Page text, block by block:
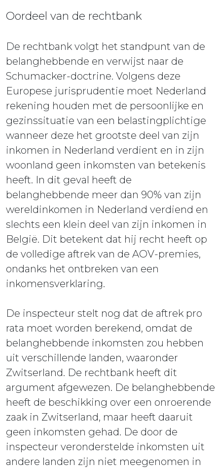
Oordeel van de rechtbank
De rechtbank volgt het standpunt van de
belanghebbende en verwijst naar de
Schumacker-doctrine. Volgens deze
Europese jurisprudentie moet Nederland
rekening houden met de persoonlijke en
gezinssituatie van een belastingplichtige
wanneer deze het grootste deel van zijn
inkomen in Nederland verdient en in zijn
woonland geen inkomsten van betekenis
heeft. In dit geval heeft de
belanghebbende meer dan 90% van zijn
wereldinkomen in Nederland verdiend en
slechts een klein deel van zijn inkomen in
België. Dit betekent dat hij recht heeft op
de volledige aftrek van de AOV-premies,
ondanks het ontbreken van een
inkomensverklaring.
De inspecteur stelt nog dat de aftrek pro
rata moet worden berekend, omdat de
belanghebbende inkomsten zou hebben
uit verschillende landen, waaronder
Zwitserland. De rechtbank heeft dit
argument afgewezen. De belanghebbende
heeft de beschikking over een onroerende
zaak in Zwitserland, maar heeft daaruit
geen inkomsten gehad. De door de
inspecteur veronderstelde inkomsten uit
andere landen zijn niet meegenomen in